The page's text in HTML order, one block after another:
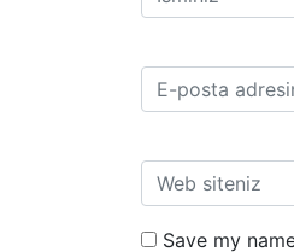
Save my